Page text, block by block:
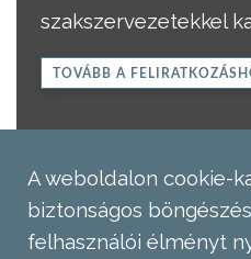
szakszervezetekkel
TOVÁBB A
A weboldalon cookie-
biztonságos
felhasználói élményt